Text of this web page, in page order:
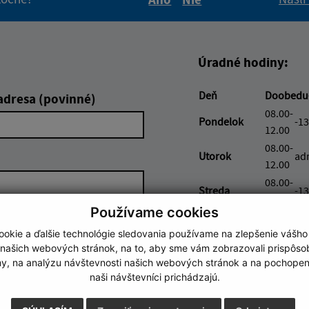
Používame cookies
a ďalšie technológie sledovania používame na zlepšenie
webových stránok, na to, aby sme vám zobrazovali
na analýzu návštevnosti našich webových stránok a na
naši návštevníci prichádzajú.
(povinné)
Úradné hodiny:
Deň
Pondelok
08.00-
12.00
-
Utorok
08.00-
12.00
Streda
08.00-
-
12.00
Piatok
08.00-
12.00